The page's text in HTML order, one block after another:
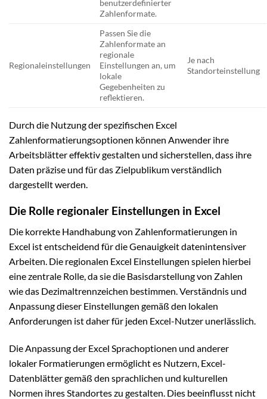
benutzerdefinierter
Zahlenformate.
Regionaleinstellungen
Passen Sie die
Zahlenformate an
regionale
Einstellungen an, um
lokale
Gegebenheiten zu
reflektieren.
Je nach
Standorteinstellung
Durch die Nutzung der spezifischen Excel
Zahlenformatierungsoptionen können Anwender ihre
Arbeitsblätter effektiv gestalten und sicherstellen, dass ihre
Daten präzise und für das Zielpublikum verständlich
dargestellt werden.
Die Rolle regionaler Einstellungen in Excel
Die korrekte Handhabung von Zahlenformatierungen in
Excel ist entscheidend für die Genauigkeit datenintensiver
Arbeiten. Die regionalen Excel Einstellungen spielen hierbei
eine zentrale Rolle, da sie die Basisdarstellung von Zahlen
wie das Dezimaltrennzeichen bestimmen. Verständnis und
Anpassung dieser Einstellungen gemäß den lokalen
Anforderungen ist daher für jeden Excel-Nutzer unerlässlich.
Die Anpassung der Excel Sprachoptionen und anderer
lokaler Formatierungen ermöglicht es Nutzern, Excel-
Datenblätter gemäß den sprachlichen und kulturellen
Normen ihres Standortes zu gestalten. Dies beeinflusst nicht